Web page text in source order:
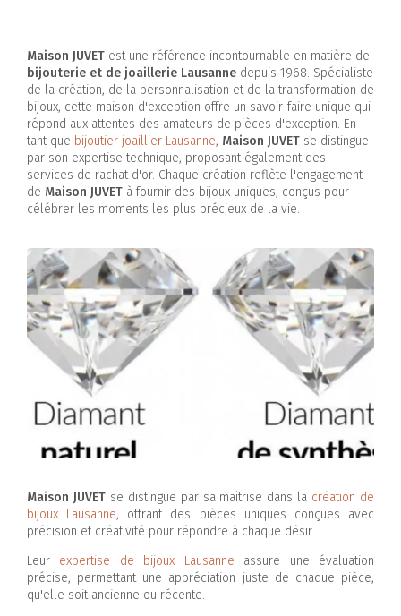
Maison JUVET est une référence incontournable en matière de
bijouterie et de joaillerie Lausanne depuis 1968. Spécialiste
de la création, de la personnalisation et de la transformation de
bijoux, cette maison d'exception offre un savoir-faire unique qui
répond aux attentes des amateurs de pièces d'exception. En
tant que bijoutier joaillier Lausanne, Maison JUVET se distingue
par son expertise technique, proposant également des
services de rachat d'or. Chaque création reflète l'engagement
de Maison JUVET à fournir des bijoux uniques, conçus pour
célébrer les moments les plus précieux de la vie.
Maison JUVETse distingue par sa maîtrise dans la création de
bijoux Lausanne, offrant des pièces uniques conçues avec
précision et créativité pour répondre à chaque désir.
Leur expertise de bijoux Lausanne assure une évaluation
précise, permettant une appréciation juste de chaque pièce,
qu'elle soit ancienne ou récente.